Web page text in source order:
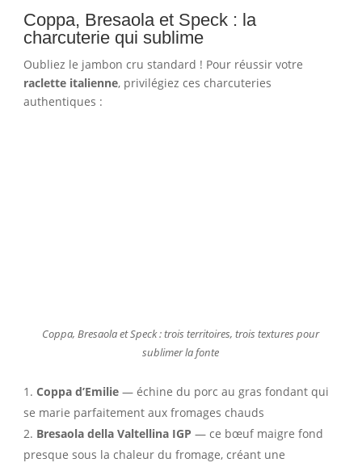
Coppa, Bresaola et Speck : la
charcuterie qui sublime
Oubliez le jambon cru standard ! Pour réussir votre
raclette italienne, privilégiez ces charcuteries
authentiques :
Coppa, Bresaola et Speck : trois territoires, trois textures pour
sublimer la fonte
Coppa d’Emilie— échine du porc au gras fondant qui
se marie parfaitement aux fromages chauds
Bresaola della Valtellina IGP — ce bœuf maigre fond
presque sous la chaleur du fromage, créant une